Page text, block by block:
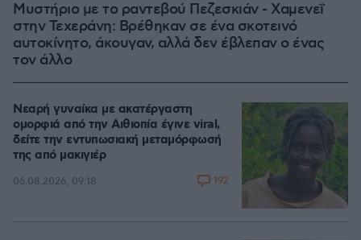
Μυστήριο με το ραντεβού Πεζεσκιάν - Χαμενεΐ
στην Τεχεράνη: Βρέθηκαν σε ένα σκοτεινό
αυτοκίνητο, άκουγαν, αλλά δεν έβλεπαν ο ένας
τον άλλο
Νεαρή γυναίκα με ακατέργαστη
ομορφιά από την Αιθιοπία έγινε viral,
δείτε την εντυπωσιακή μεταμόρφωσή
της από μακιγιέρ
06.08.2026, 09:18 192